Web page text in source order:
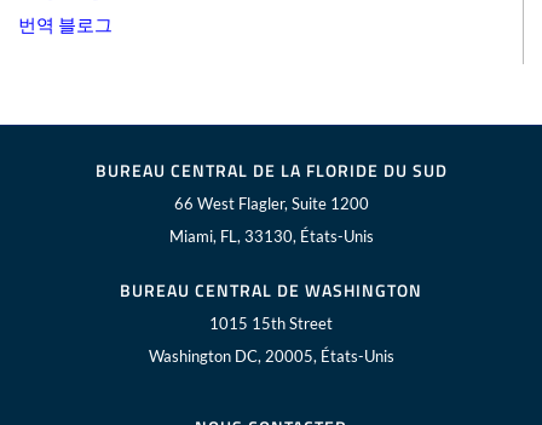
번역 블로그
BUREAU CENTRAL DE LA FLORIDE DU SUD
66 West Flagler, Suite 1200
Miami, FL, 33130, États-Unis
BUREAU CENTRAL DE WASHINGTON
1015 15th Street
Washington DC, 20005, États-Unis